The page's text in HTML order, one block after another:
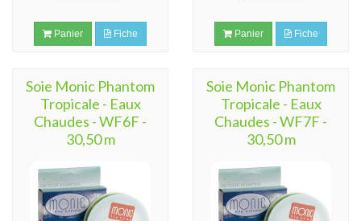
Panier Fiche Panier Fiche
Soie Monic Phantom
Tropicale - Eaux
Chaudes - WF6F -
30,50 m
Soie Monic Phantom
Tropicale - Eaux
Chaudes - WF7F -
30,50 m